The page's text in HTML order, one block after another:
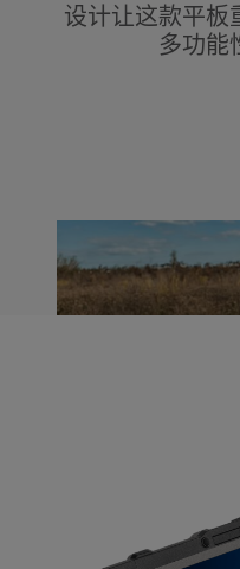
设计让这款平板
多功能